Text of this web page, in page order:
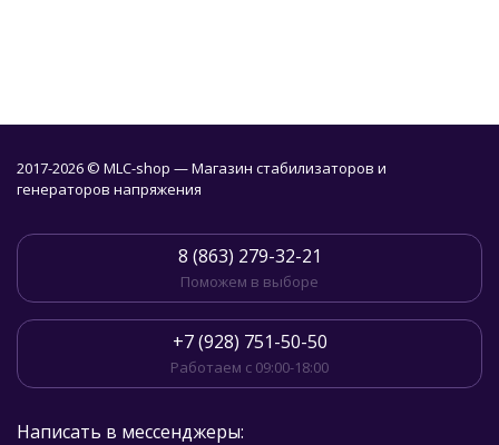
2017-2026 © MLC-shop — Магазин стабилизаторов и
генераторов напряжения
8 (863) 279-32-21
Поможем в выборе
+7 (928) 751-50-50
Работаем с 09:00-18:00
Написать в мессенджеры: